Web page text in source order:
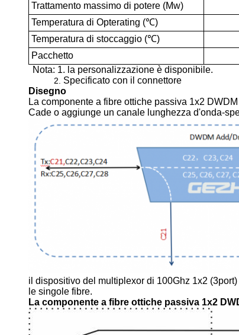
Trattamento massimo di potere (Mw)
Temperatura di Opterating (℃)
Temperatura di stoccaggio (℃)
Pacchetto
Nota: 1. la personalizzazione è disponibile.
2. Specificato con il connettore
Disegno
La componente a fibre ottiche passiva 1x2
Cade o aggiunge un canale lunghezza d'onda-
il dispositivo del multiplexor di 100Ghz 1x2
le singole fibre.
La componente a fibre ottiche passiva 1x2